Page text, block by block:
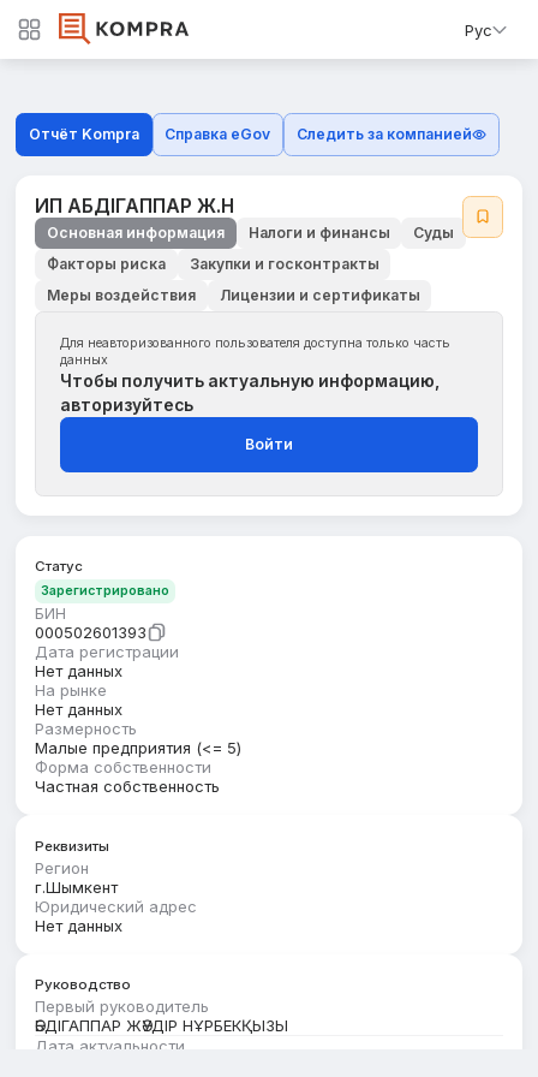
Рус
Отчёт Kompra Справка eGov Следить за компанией
ИП АБДІГАППАР Ж.Н
Основная информация Налоги и финансы
Суды
Факторы риска
Закупки и госконтракты
Меры воздействия
Лицензии и сертификаты
Для неавторизованного пользователя доступна только часть
данных
Чтобы получить актуальную информацию,
авторизуйтесь
Войти
Статус
Зарегистрировано
БИН
000502601393
Дата регистрации
Нет данных
На рынке
Нет данных
Размерность
Малые предприятия (<= 5)
Форма собственности
Частная собственность
Реквизиты
Регион
г.Шымкент
Юридический адрес
Нет данных
Руководство
Первый руководитель
ӘБДІГАППАР ЖӘУДІР НҰРБЕКҚЫЗЫ
Дата актуальности